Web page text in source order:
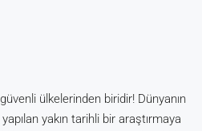
ülkelerinden biridir! Dünyanın
yakın tarihli bir araştırmaya